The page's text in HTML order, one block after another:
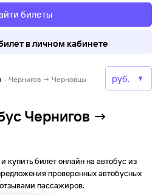
билеты
в личном кабинете
· Чернигов → Черновцы
Чернигов →
купить билет онлайн на автобус из
проверенных автобусных
пассажиров.